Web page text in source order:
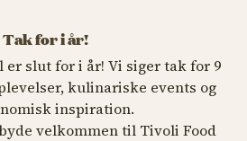
Tak for i år!
er slut for i år! Vi siger tak for 9
kulinariske events og
inspiration.
velkommen til Tivoli Food